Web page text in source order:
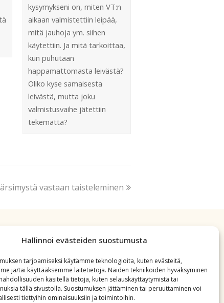
Hallinnoi evästeiden suostumusta
tarjoamiseksi käytämme teknologioita, kuten evästeitä,
ja/tai käyttääksemme laitetietoja. Näiden tekniikoiden hyväksyminen
käsitellä tietoja, kuten selauskäyttäytymistä tai
tällä sivustolla. Suostumuksen jättäminen tai peruuttaminen voi
tiettyihin ominaisuuksiin ja toimintoihin.
kysymykseni on, miten VT:n
aikaan valmistettiin leipää,
mitä jauhoja ym. siihen
käytettiin. Ja mitä tarkoittaa,
kun puhutaan
happamattomasta leivästä?
Oliko kyse samaisesta
leivästä, mutta joku
valmistusvaihe jätettiin
tekemättä?
vastaan taisteleminen